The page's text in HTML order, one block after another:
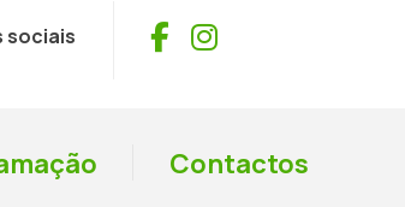
sociais Facebook
Instagram
Contactos